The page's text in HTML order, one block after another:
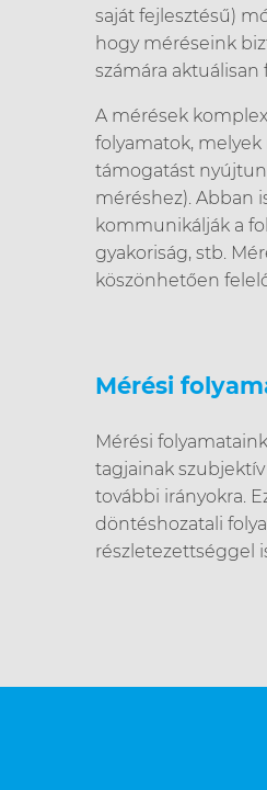
saját fejlesztésű)
hogy méréseink
számára aktuálisan
A mérések
folyamatok,
támogatást
méréshez). Abban
kommunikálják a
gyakoriság, stb.
köszönhetően
Mérési
Mérési
tagjainak
további irányokra.
döntéshozatali
részletezettséggel